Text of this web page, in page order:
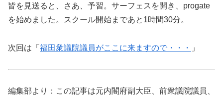
皆を見送ると、さあ、予習。サーフェスを開き、progate
を始めました。スクール開始まであと1時間30分。
次回は「 福田衆議院議員がここに来ますので・・・ 」
編集部より：この記事は元内閣府副大臣、前衆議院議員、